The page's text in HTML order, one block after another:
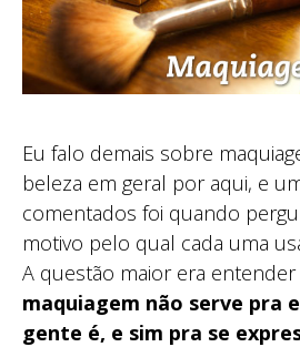
Eu falo demais sobre
beleza em geral por aqui, e
comentados foi quando
motivo pelo qual cada uma
A questão maior era
maquiagem não serve pra
gente é, e sim pra se